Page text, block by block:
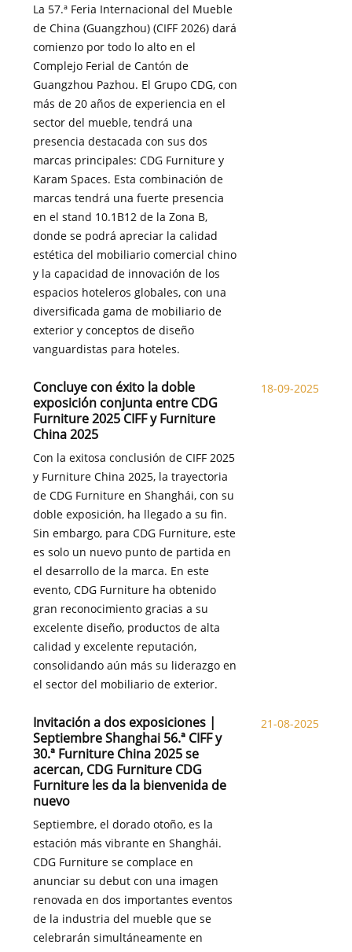
La 57.ª Feria Internacional del Mueble
de China (Guangzhou) (CIFF 2026) dará
comienzo por todo lo alto en el
Complejo Ferial de Cantón de
Guangzhou Pazhou. El Grupo CDG, con
más de 20 años de experiencia en el
sector del mueble, tendrá una
presencia destacada con sus dos
marcas principales: CDG Furniture y
Karam Spaces. Esta combinación de
marcas tendrá una fuerte presencia
en el stand 10.1B12 de la Zona B,
donde se podrá apreciar la calidad
estética del mobiliario comercial chino
y la capacidad de innovación de los
espacios hoteleros globales, con una
diversificada gama de mobiliario de
exterior y conceptos de diseño
vanguardistas para hoteles.
Concluye con éxito la doble
exposición conjunta entre CDG
Furniture 2025 CIFF y Furniture
China 2025
Con la exitosa conclusión de CIFF 2025
y Furniture China 2025, la trayectoria
de CDG Furniture en Shanghái, con su
doble exposición, ha llegado a su fin.
Sin embargo, para CDG Furniture, este
es solo un nuevo punto de partida en
el desarrollo de la marca. En este
evento, CDG Furniture ha obtenido
gran reconocimiento gracias a su
excelente diseño, productos de alta
calidad y excelente reputación,
consolidando aún más su liderazgo en
el sector del mobiliario de exterior.
18-09-2025
Invitación a dos exposiciones |
Septiembre Shanghai 56.ª CIFF y
30.ª Furniture China 2025 se
acercan, CDG Furniture CDG
Furniture les da la bienvenida de
nuevo
Septiembre, el dorado otoño, es la
estación más vibrante en Shanghái.
CDG Furniture se complace en
anunciar su debut con una imagen
renovada en dos importantes eventos
de la industria del mueble que se
celebrarán simultáneamente en
21-08-2025